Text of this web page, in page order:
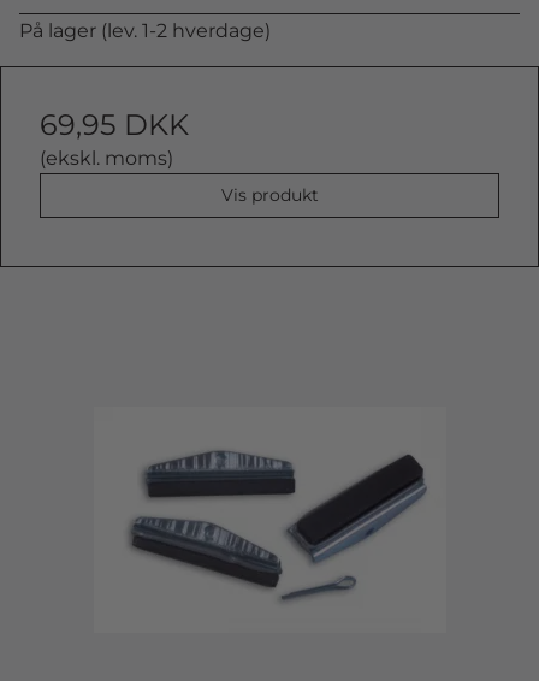
På lager (lev. 1-2 hverdage)
69,95 DKK
(ekskl. moms)
Vis produkt